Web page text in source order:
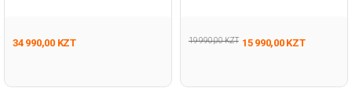
34 990,00 KZT 19 990,00 KZT 15 990,00 KZT